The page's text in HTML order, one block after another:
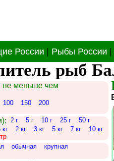
России Рыбы России
рыб
не меньше чем
100 150
200
2 г 5 г 10 г 25 г
50 г
кг 2 кг 3 кг 5 кг 7 кг
10 кг
обычная
крупная